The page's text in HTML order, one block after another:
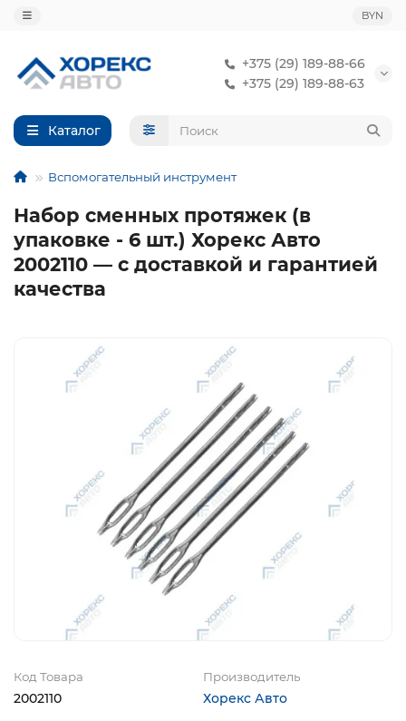
BYN
+375 (29) 189-88-66
+375 (29) 189-88-63
Каталог
Вспомогательный инструмент
Набор сменных протяжек (в
упаковке - 6 шт.) Хорекс Авто
2002110 — с доставкой и гарантией
качества
Код Товара
2002110
Производитель
Хорекс Авто